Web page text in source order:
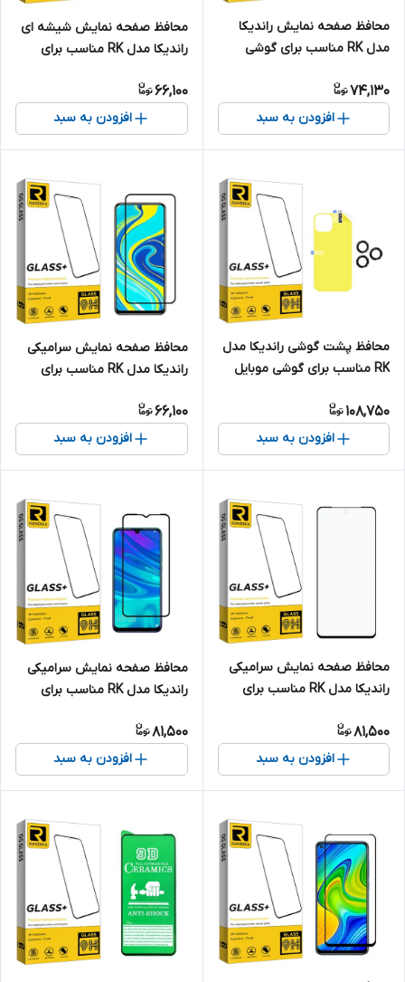
محافظ صفحه نمایش راندیکا
مدل RK مناسب برای گوشی
74,130
افزودن به سبد
محافظ صفحه نمایش شیشه ای
راندیکا مدل RK مناسب برای
66,100
افزودن به سبد
محافظ پشت گوشی راندیکا مدل
RK مناسب برای گوشی موبایل
محافظ لنز گوشی
108,750
افزودن به سبد
محافظ صفحه نمایش سرامیکی
راندیکا مدل RK مناسب برای
Note 9S
66,100
افزودن به سبد
محافظ صفحه نمایش سرامیکی
راندیکا مدل RK مناسب برای
Note 12 4G
81,500
افزودن به سبد
محافظ صفحه نمایش سرامیکی
راندیکا مدل RK مناسب برای
2019
81,500
افزودن به سبد